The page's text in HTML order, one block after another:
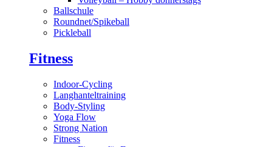
Ballschule
Roundnet/Spikeball
Pickleball
Fitness
Indoor-Cycling
Langhanteltraining
Body-Styling
Yoga Flow
Strong Nation
Fitness